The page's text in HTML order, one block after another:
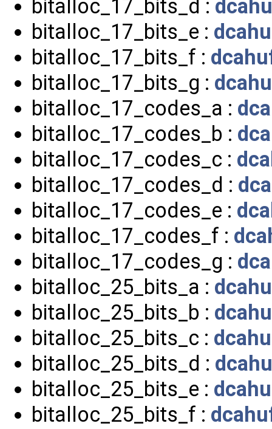
bitalloc_17_bits_d :
bitalloc_17_bits_e :
bitalloc_17_bits_f :
bitalloc_17_bits_g :
bitalloc_17_codes_a :
bitalloc_17_codes_b :
bitalloc_17_codes_c :
bitalloc_17_codes_d :
bitalloc_17_codes_e :
bitalloc_17_codes_f :
bitalloc_17_codes_g :
bitalloc_25_bits_a :
bitalloc_25_bits_b :
bitalloc_25_bits_c :
bitalloc_25_bits_d :
bitalloc_25_bits_e :
bitalloc_25_bits_f :